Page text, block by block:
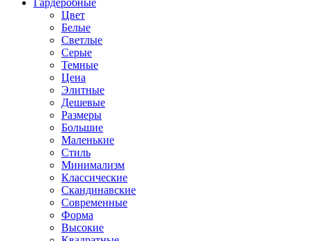
Гардеробные
Цвет
Белые
Светлые
Серые
Темные
Цена
Элитные
Дешевые
Размеры
Большие
Маленькие
Стиль
Минимализм
Классические
Скандинавские
Современные
Форма
Высокие